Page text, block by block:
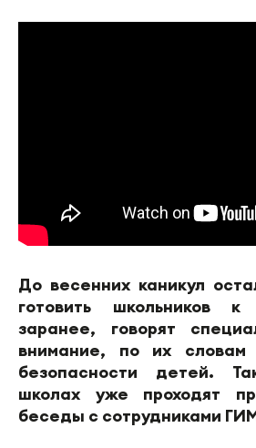
До весенних каникул
готовить школьников
заранее, говорят
внимание, по их словам
безопасности детей.
школах уже проходят
беседы с сотрудниками